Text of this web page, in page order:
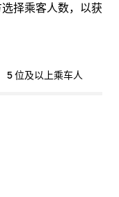
择乘客人数，以获
5 位及以上乘车人